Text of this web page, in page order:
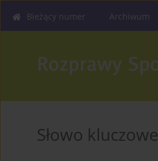
Bieżący numer Archiwum
Słowo kluczowe